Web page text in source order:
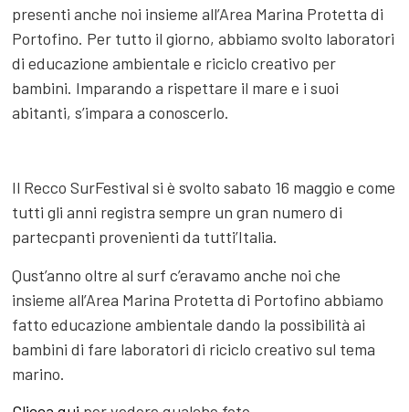
presenti anche noi insieme all’Area Marina Protetta di
Portofino. Per tutto il giorno, abbiamo svolto laboratori
di educazione ambientale e riciclo creativo per
bambini. Imparando a rispettare il mare e i suoi
abitanti, s’impara a conoscerlo.
Il Recco SurFestival si è svolto sabato 16 maggio e come
tutti gli anni registra sempre un gran numero di
partecpanti provenienti da tutti’Italia.
Qust’anno oltre al surf c’eravamo anche noi che
insieme all’Area Marina Protetta di Portofino abbiamo
fatto educazione ambientale dando la possibilità ai
bambini di fare laboratori di riciclo creativo sul tema
marino.